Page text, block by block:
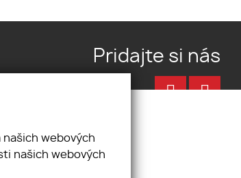
Pridajte si nás
webových
našich webových